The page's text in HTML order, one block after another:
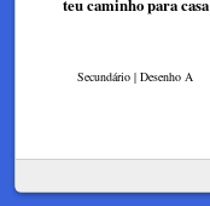
teu caminho para casa
Secundário | Desenho A